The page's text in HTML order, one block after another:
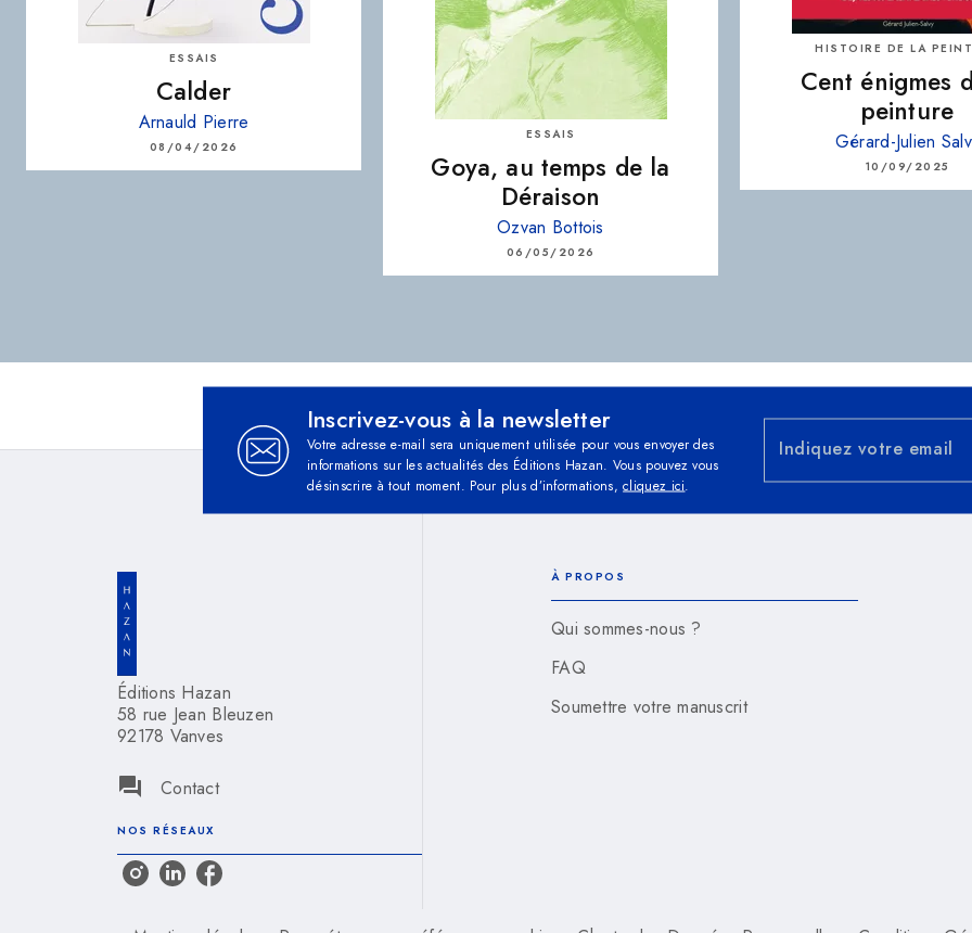
ESSAIS
Calder
Arnauld Pierre
08/04/2026
ESSAIS
Goya, au temps de la
Déraison
Ozvan Bottois
06/05/2026
HISTOIRE DE LA
Cent énigmes
peinture
Gérard-Julien
10/09/2025
Inscrivez-vous à la newsletter
Votre adresse e-mail sera uniquement utilisée pour vous envoyer des
informations sur les actualités des Éditions Hazan. Vous pouvez vous
désinscrire à tout moment. Pour plus d’informations,cliquez ici.
Indiquez votre email
Éditions Hazan
58 rue Jean Bleuzen
92178 Vanves
question_answer Contact
NOS RÉSEAUX
À PROPOS
Qui sommes-nous ?
FAQ
Soumettre votre manuscrit